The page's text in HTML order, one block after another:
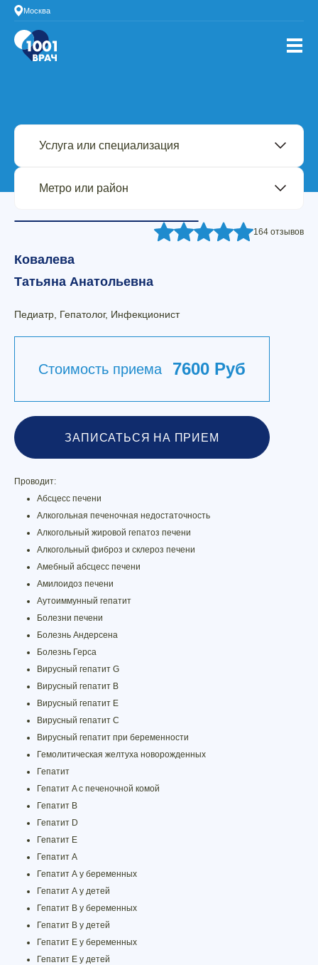
Москва
164 отзывов
Ковалева
Татьяна Анатольевна
Педиатр, Гепатолог, Инфекционист
Стоимость приема 7600 Руб
ЗАПИСАТЬСЯ НА ПРИЕМ
Проводит:
Абсцесс печени
Алкогольная печеночная недостаточность
Алкогольный жировой гепатоз печени
Алкогольный фиброз и склероз печени
Амебный абсцесс печени
Амилоидоз печени
Аутоиммунный гепатит
Болезни печени
Болезнь Андерсена
Болезнь Герса
Вирусный гепатит G
Вирусный гепатит В
Вирусный гепатит Е
Вирусный гепатит С
Вирусный гепатит при беременности
Гемолитическая желтуха новорожденных
Гепатит
Гепатит A с печеночной комой
Гепатит B
Гепатит D
Гепатит E
Гепатит А
Гепатит А у беременных
Гепатит А у детей
Гепатит В у беременных
Гепатит В у детей
Гепатит Е у беременных
Гепатит Е у детей